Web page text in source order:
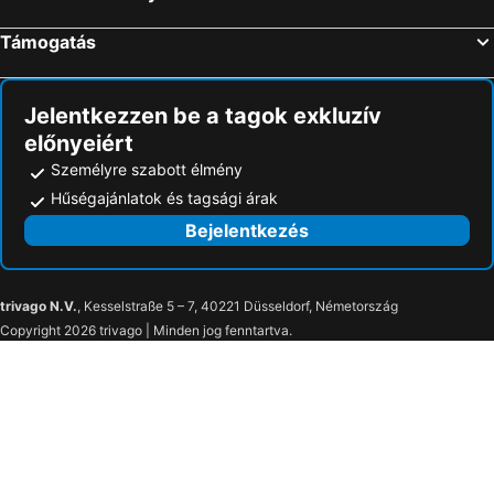
Alexis Villas
Golden Sand
Porto Thassos Apartments & Studios
Vanta
Villa Maria
Oasis luxury apartments
Studio Lazaridi
Akti Hotel
Prinos Mare
Támogatás
Jelentkezzen be a tagok exkluzív
előnyeiért
Személyre szabott élmény
Hűségajánlatok és tagsági árak
Bejelentkezés
trivago N.V., Kesselstraße 5 – 7, 40221 Düsseldorf, Németország
Copyright 2026 trivago | Minden jog fenntartva.